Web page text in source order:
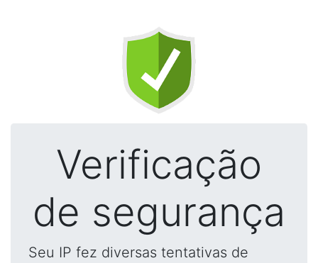
Verificação
de segurança
Seu IP fez diversas tentativas de